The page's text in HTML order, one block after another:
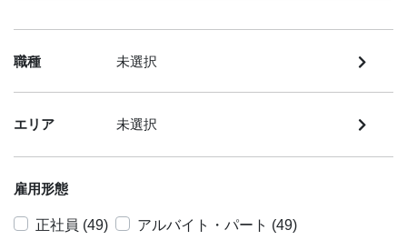
職種 未選択
エリア 未選択
雇用形態
正社員 (49) アルバイト・パート (49)